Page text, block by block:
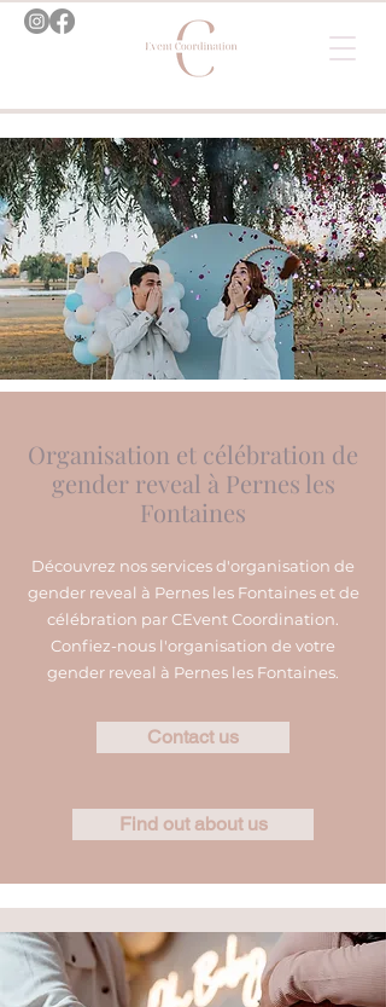
Organisation et célébration de
gender reveal à Pernes les
Fontaines
Découvrez nos services d'organisation de
gender reveal à Pernes les Fontaines et de
célébration par CEvent Coordination.
Confiez-nous l'organisation de votre
gender reveal à Pernes les Fontaines.
Contact us
Find out about us